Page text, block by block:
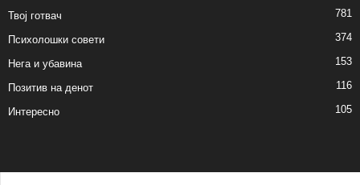
Твој готвач 781
Психолошки совети 374
Нега и убавина 153
Позитив на денот 116
Интересно 105